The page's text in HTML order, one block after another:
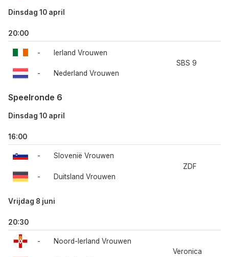
Dinsdag 10 april
20:00
-
-
Ierland Vrouwen
Nederland Vrouwen
SBS 9
Speelronde 6
Dinsdag 10 april
16:00
-
-
Slovenië Vrouwen
Duitsland Vrouwen
ZDF
Vrijdag 8 juni
20:30
- Noord-Ierland Vrouwen
Veronica